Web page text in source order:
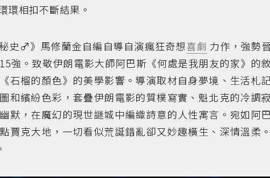
環相扣不斷結果。
史♂》馬修蘭金自編自導自演瘋狂奇想喜劇 力作，強勢
強。致敬伊朗電影大師阿巴斯《何處是我朋友的家》的
石榴的顏色》的美學影響。導演取材自身夢境、生活札
和繽紛色彩，套疊伊朗電影的質樸寫實、魁北克的冷調
默，在魔幻的現世謎城中編織詩意的人性寓言。宛如阿
賈克大地，一切看似荒誕錯亂卻又妙趣橫生、深情溫柔